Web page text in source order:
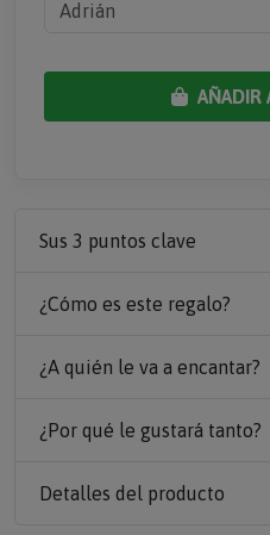
AÑADIR
Sus 3 puntos clave
¿Cómo es este regalo?
¿A quién le va a encantar?
¿Por qué le gustará tanto?
Detalles del producto